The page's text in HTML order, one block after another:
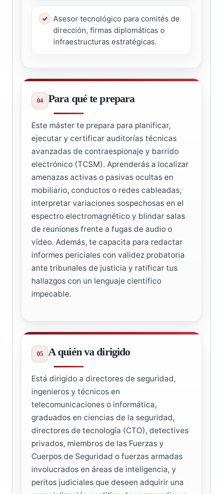
Asesor tecnológico para comités de
dirección, firmas diplomáticas o
infraestructuras estratégicas.
Para qué te prepara
Este máster te prepara para planificar,
ejecutar y certificar auditorías técnicas
avanzadas de contraespionaje y barrido
electrónico (TCSM). Aprenderás a localizar
amenazas activas o pasivas ocultas en
mobiliario, conductos o redes cableadas,
interpretar variaciones sospechosas en el
espectro electromagnético y blindar salas
de reuniones frente a fugas de audio o
vídeo. Además, te capacita para redactar
informes periciales con validez probatoria
ante tribunales de justicia y ratificar tus
hallazgos con un lenguaje científico
impecable.
A quién va dirigido
Está dirigido a directores de seguridad,
ingenieros y técnicos en
telecomunicaciones o informática,
graduados en ciencias de la seguridad,
directores de tecnología (CTO), detectives
privados, miembros de las Fuerzas y
Cuerpos de Seguridad o fuerzas armadas
involucrados en áreas de inteligencia, y
peritos judiciales que deseen adquirir una